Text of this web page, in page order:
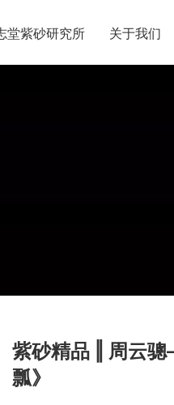
堂紫砂研究所 关于我们
紫砂精品 ‖ 周云
瓢》